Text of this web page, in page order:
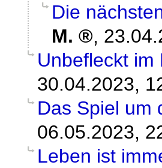
Die
M.
,
Unbefleckt im
30.04.2023,
Das Spiel um
06.05.2023,
Leben ist